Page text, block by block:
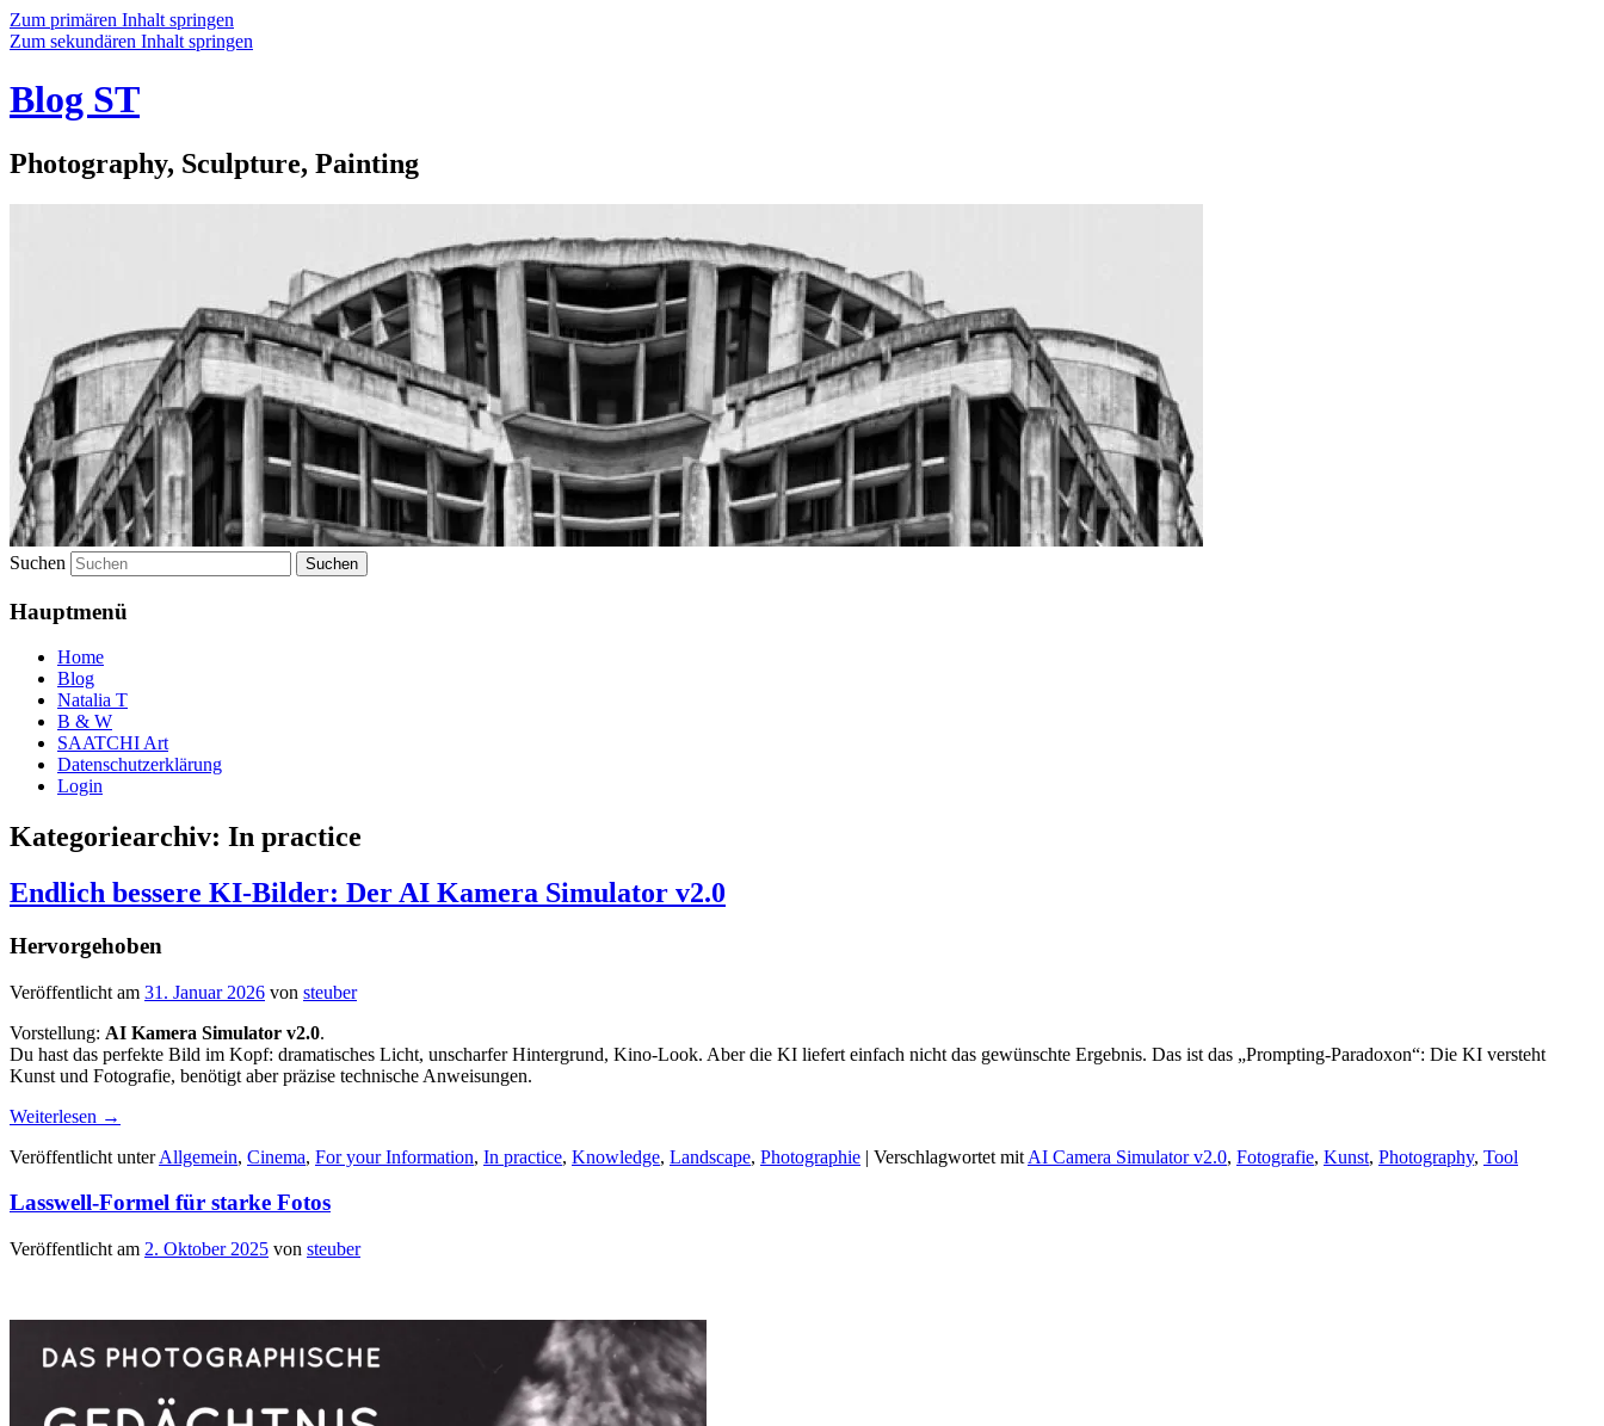
Zum primären Inhalt springen
Zum sekundären Inhalt springen
Blog ST
Photography, Sculpture, Painting
Suchen
Hauptmenü
Home
Blog
Natalia T
B & W
SAATCHI Art
Datenschutzerklärung
Login
Kategoriearchiv: In practice
Endlich bessere KI-Bilder: Der AI Kamera Simulator v2.0
Hervorgehoben
Veröffentlicht am 31. Januar 2026 von steuber
Vorstellung: AI Kamera Simulator v2.0.
Du hast das perfekte Bild im Kopf: dramatisches Licht, unscharfer Hintergrund, Kino-Look. Aber die KI liefert einfach nicht das gewünschte Ergebnis. Das ist das „Prompting-Paradoxon“: Die KI versteht
Kunst und Fotografie, benötigt aber präzise technische Anweisungen.
Weiterlesen →
Veröffentlicht unter Allgemein, Cinema, For your Information, In practice, Knowledge, Landscape, Photographie | Verschlagwortet mit AI Camera Simulator v2.0, Fotografie, Kunst, Photography, Tool
Lasswell-Formel für starke Fotos
Veröffentlicht am 2. Oktober 2025 von steuber